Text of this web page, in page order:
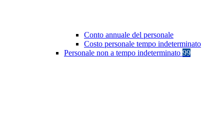
Conto annuale del personale
Costo personale tempo indeterminato
Personale non a tempo indeterminato 99